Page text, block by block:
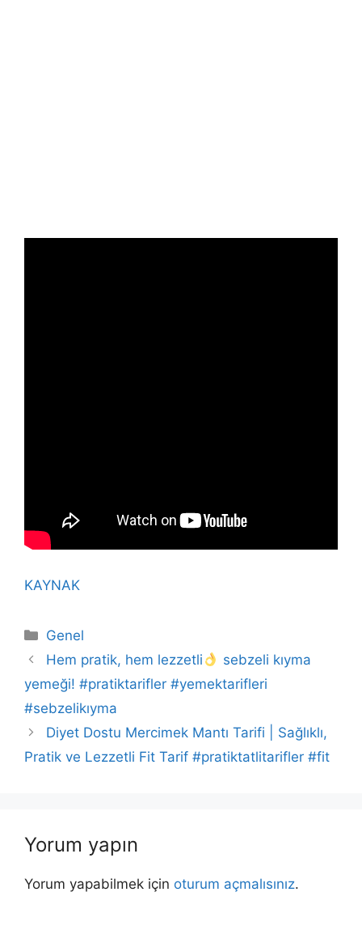
KAYNAK
Kategoriler
Genel
Hem pratik, hem lezzetli
sebzeli kıyma
yemeği! #pratiktarifler #yemektarifleri
#sebzelikıyma
Diyet Dostu Mercimek Mantı Tarifi | Sağlıklı,
Pratik ve Lezzetli Fit Tarif #pratiktatlitarifler #fit
Yorum yapın
Yorum yapabilmek için oturum açmalısınız.